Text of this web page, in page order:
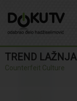
TREND
Counterfeit Culture